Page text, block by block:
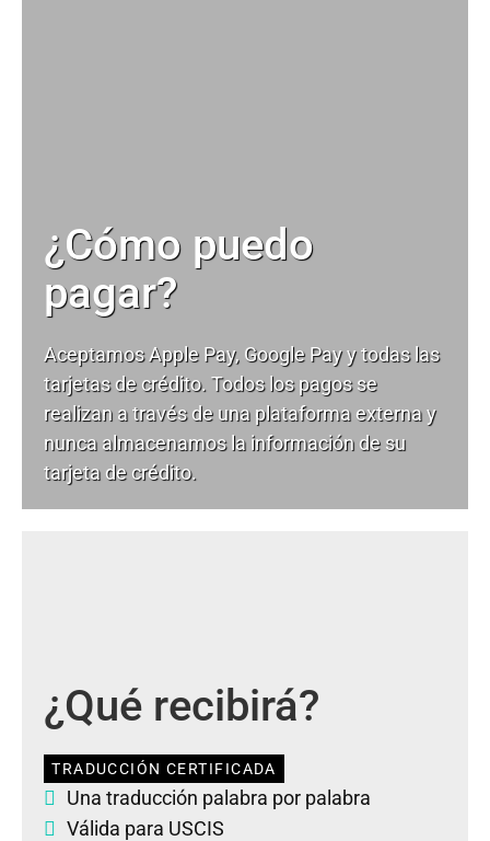
¿Cómo puedo
pagar?
Aceptamos Apple Pay, Google Pay y todas las
tarjetas de crédito. Todos los pagos se
realizan a través de una plataforma externa y
nunca almacenamos la información de su
tarjeta de crédito.
¿Qué recibirá?
TRADUCCIÓN CERTIFICADA
Una traducción palabra por palabra
Válida para USCIS